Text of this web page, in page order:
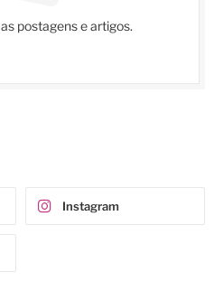
postagens e artigos.
Instagram